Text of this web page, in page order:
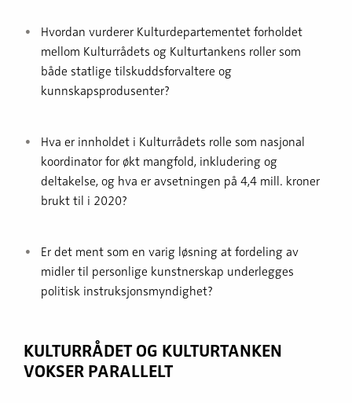
Hvordan vurderer Kulturdepartementet forholdet
mellom Kulturrådets og Kulturtankens roller som
både statlige tilskuddsforvaltere og
kunnskapsprodusenter?
Hva er innholdet i Kulturrådets rolle som nasjonal
koordinator for økt mangfold, inkludering og
deltakelse, og hva er avsetningen på 4,4 mill. kroner
brukt til i 2020?
Er det ment som en varig løsning at fordeling av
midler til personlige kunstnerskap underlegges
politisk instruksjonsmyndighet?
KULTURRÅDET OG KULTURTANKEN
VOKSER PARALLELT